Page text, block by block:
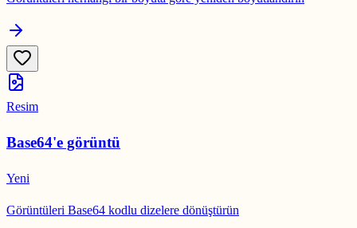
Resim
Base64'e görüntü
Yeni
Görüntüleri Base64 kodlu dizelere dönüştürün